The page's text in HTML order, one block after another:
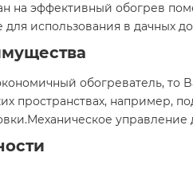
на эффективный обогрев
использования в дачных
обогреватель, то
пространствах,